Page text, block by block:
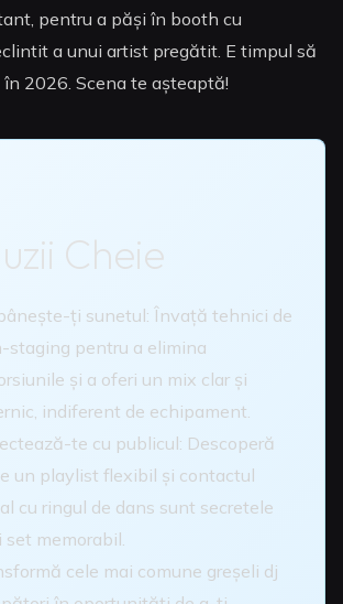
pentru a păși în booth cu
a unui artist pregătit. E timpul să
2026. Scena te așteaptă!
Cheie
ți sunetul: Învață tehnici de
staging pentru a elimina
și a oferi un mix clar și
indiferent de echipament.
te cu publicul: Descoperă
un playlist flexibil și contactul
cu ringul de dans sunt secretele
set memorabil.
cele mai comune greșeli dj